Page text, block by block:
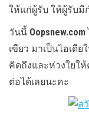
ให้แก่ผู้รับ ให้ผู้รับมี
วันนี้ Oopsnew.com
เขียว มาเป็นไอเดี
คิดถึงและห่วงใยใ
ต่อได้เลยนะคะ